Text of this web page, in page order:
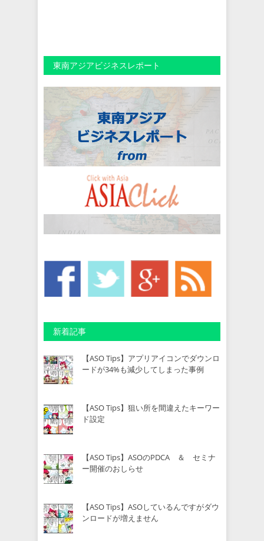
東南アジアビジネスレポート
新着記事
【ASO Tips】アプリアイコンでダウンロ
ードが34%も減少してしまった事例
【ASO Tips】狙い所を間違えたキーワー
ド設定
【ASO Tips】ASOのPDCA ＆ セミナ
ー開催のおしらせ
【ASO Tips】ASOしているんですがダウ
ンロードが増えません